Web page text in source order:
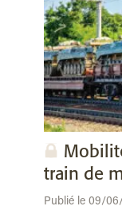
train de
Publié le 09/